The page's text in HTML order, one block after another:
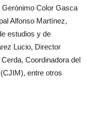
Color Gasca
Alfonso Martínez,
estudios y de
Lucio, Director
Coordinadora del
entre otros